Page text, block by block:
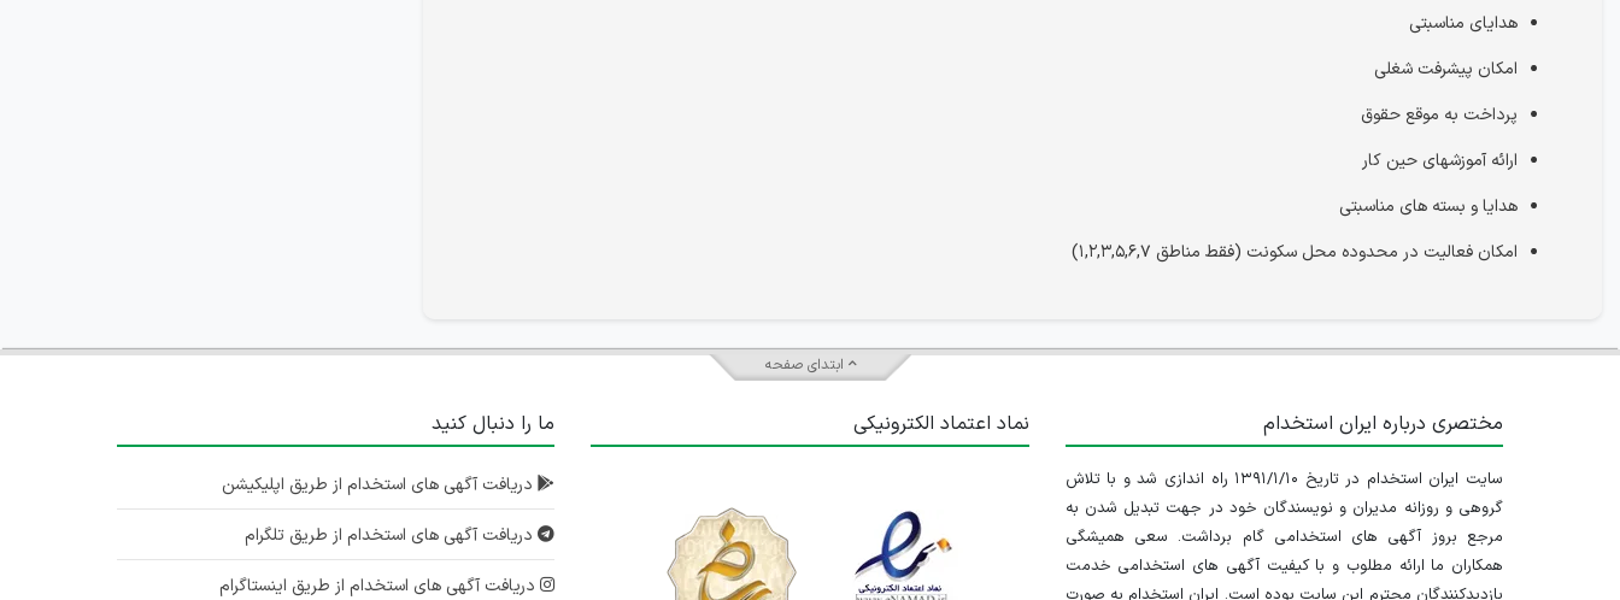
هدایای مناسبتی
امکان پیشرفت شغلی
پرداخت به موقع حقوق
ارائه آموزشهای حین کار
هدایا و بسته های مناسبتی
امکان فعالیت در محدوده محل سکونت (فقط مناطق ۱,۲,۳,۵,۶,۷)
ابتدای صفحه
مختصری درباره ایران استخدام
سایت ایران استخدام در تاریخ ۱۳۹۱/۱/۱۰ راه اندازی شد و با تلاش
گروهی و روزانه مدیران و نویسندگان خود در جهت تبدیل شدن به
مرجع بروز آگهی های استخدامی گام برداشت. سعی همیشگی
همکاران ما ارائه مطلوب و با کیفیت آگهی های استخدامی خدمت
بازدیدکنندگان محترم این سایت بوده است. ایران استخدام به صورت
نماد اعتماد الکترونیکی ما را دنبال کنید
دریافت آگهی های استخدام از طریق اپلیکیشن
دریافت آگهی های استخدام از طریق تلگرام
دریافت آگهی های استخدام از طریق اینستاگرام